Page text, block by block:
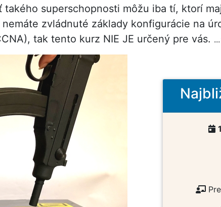
superschopnosti môžu iba tí, ktorí
zvládnuté základy konfigurácie na
tak tento kurz NIE JE určený pre vás. ...